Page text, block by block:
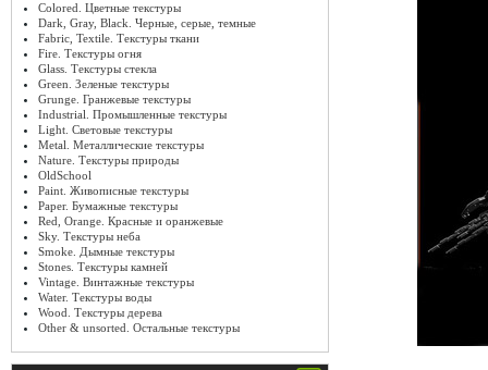
Colored. Цветные текстуры
Dark, Gray, Black. Черные, серые, темные
Fabric, Textile. Текстуры ткани
Fire. Текстуры огня
Glass. Текстуры стекла
Green. Зеленые текстуры
Grunge. Гранжевые текстуры
Industrial. Промышленные текстуры
Light. Световые текстуры
Metal. Металлические текстуры
Nature. Текстуры природы
OldSchool
Paint. Живописные текстуры
Paper. Бумажные текстуры
Red, Orange. Красные и оранжевые
Sky. Текстуры неба
Smoke. Дымные текстуры
Stones. Текстуры камней
Vintage. Винтажные текстуры
Water. Текстуры воды
Wood. Текстуры дерева
Other & unsorted. Остальные текстуры